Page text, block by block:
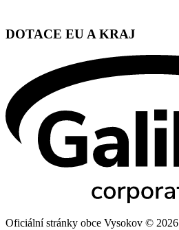
DOTACE EU A KRAJ
Oficiální stránky obce Vysokov © 2026